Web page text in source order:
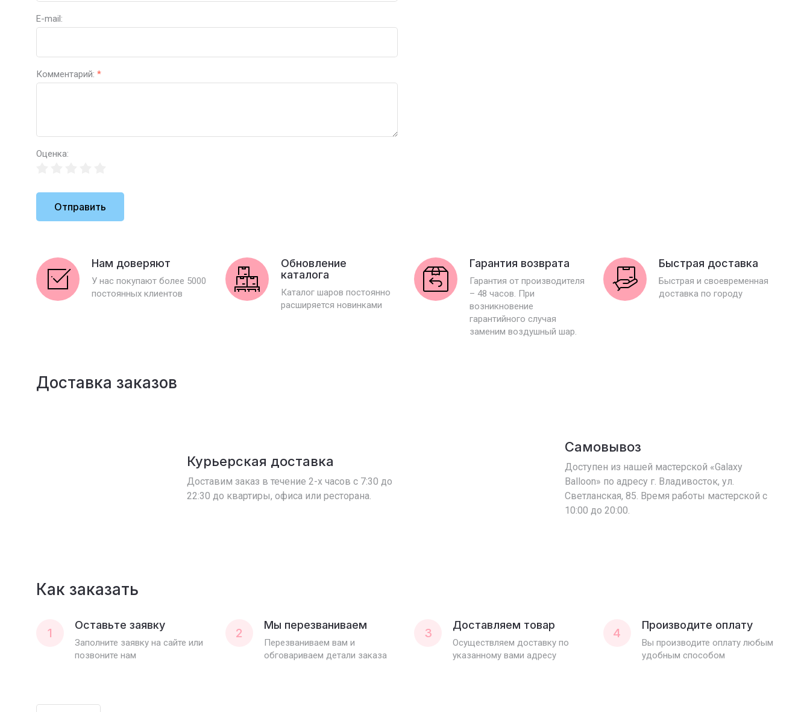
E-mail:
Комментарий: *
Оценка:
Отправить
Нам доверяют
У нас покупают более 5000
постоянных клиентов
Обновление
каталога
Каталог шаров постоянно
расширяется новинками
Гарантия возврата
Гарантия от производителя
– 48 часов. При
возникновение
гарантийного случая
заменим воздушный шар.
Быстрая доставка
Быстрая и своевременная
доставка по городу
Доставка заказов
Курьерская доставка
Доставим заказ в течение 2-х часов с 7:30 до
22:30 до квартиры, офиса или ресторана.
Самовывоз
Доступен из нашей мастерской «Galaxy
Balloon» по адресу г. Владивосток, ул.
Светланская, 85. Время работы мастерской с
10:00 до 20:00.
Как заказать
1
Оставьте заявку
Заполните заявку на сайте или
позвоните нам
2
Мы перезваниваем
Перезваниваем вам и
обговариваем детали заказа
3
Доставляем товар
Осуществляем доставку по
указанному вами адресу
4
Производите оплату
Вы производите оплату любым
удобным способом